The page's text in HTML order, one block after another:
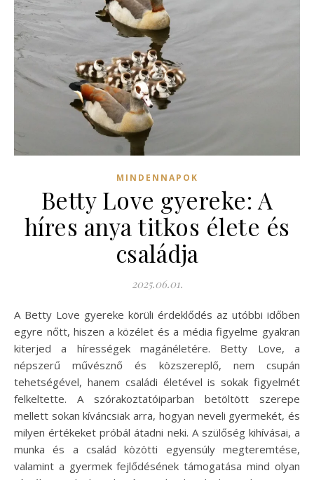
MINDENNAPOK
Betty Love gyereke: A
híres anya titkos élete és
családja
2025.06.01.
A Betty Love gyereke körüli érdeklődés az utóbbi időben
egyre nőtt, hiszen a közélet és a média figyelme gyakran
kiterjed a hírességek magánéletére. Betty Love, a
népszerű művésznő és közszereplő, nem csupán
tehetségével, hanem családi életével is sokak figyelmét
felkeltette. A szórakoztatóiparban betöltött szerepe
mellett sokan kíváncsiak arra, hogyan neveli gyermekét, és
milyen értékeket próbál átadni neki. A szülőség kihívásai, a
munka és a család közötti egyensúly megteremtése,
valamint a gyermek fejlődésének támogatása mind olyan